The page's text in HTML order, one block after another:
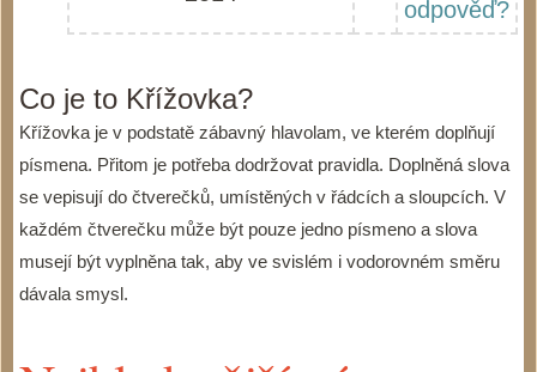
odpověď?
Co je to Křížovka?
Křížovka je v podstatě zábavný hlavolam, ve kterém doplňují
písmena. Přitom je potřeba dodržovat pravidla. Doplněná slova
se vepisují do čtverečků, umístěných v řádcích a sloupcích. V
každém čtverečku může být pouze jedno písmeno a slova
musejí být vyplněna tak, aby ve svislém i vodorovném směru
dávala smysl.